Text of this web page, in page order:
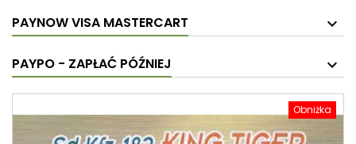
PAYNOW VISA MASTERCART
PAYPO - ZAPŁAĆ PÓŹNIEJ
Obniżka